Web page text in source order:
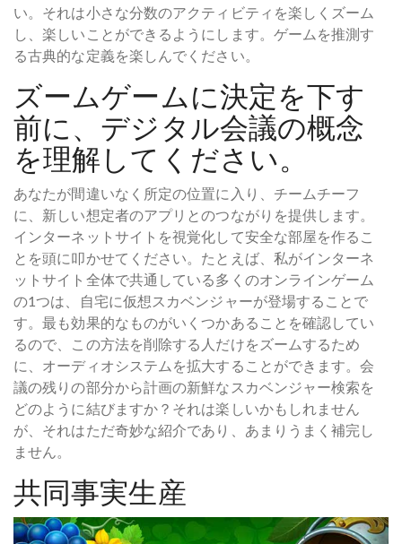
い。それは小さな分数のアクティビティを楽しくズーム
し、楽しいことができるようにします。ゲームを推測す
る古典的な定義を楽しんでください。
ズームゲームに決定を下す
前に、デジタル会議の概念
を理解してください。
あなたが間違いなく所定の位置に入り、チームチーフ
に、新しい想定者のアプリとのつながりを提供します。
インターネットサイトを視覚化して安全な部屋を作るこ
とを頭に叩かせてください。たとえば、私がインターネ
ットサイト全体で共通している多くのオンラインゲーム
の1つは、自宅に仮想スカベンジャーが登場することで
す。最も効果的なものがいくつかあることを確認してい
るので、この方法を削除する人だけをズームするため
に、オーディオシステムを拡大することができます。会
議の残りの部分から計画の新鮮なスカベンジャー検索を
どのように結びますか？それは楽しいかもしれません
が、それはただ奇妙な紹介であり、あまりうまく補完し
ません。
共同事実生産